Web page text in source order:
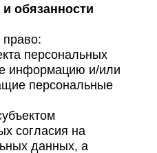
обязанности
персональных
информацию и/или
персональные
согласия на
данных, а